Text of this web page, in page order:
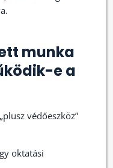
munka
e a
védőeszköz”
oktatási